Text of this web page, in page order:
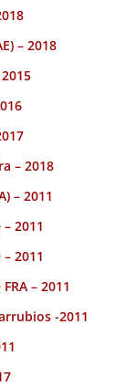
– 2018
– 2018
– 2011
2011
2011
– 2011
-2011